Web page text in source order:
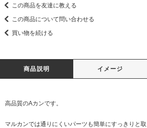
この商品を友達に教える
この商品について問い合わせる
買い物を続ける
商品説明 イメージ
高品質のAカンです。
マルカンでは通りにくいパーツも簡単にすっきりと取